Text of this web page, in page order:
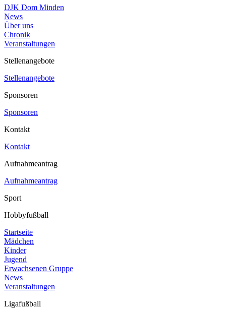
DJK Dom Minden
News
Über uns
Chronik
Veranstaltungen
Stellenangebote
Stellenangebote
Sponsoren
Sponsoren
Kontakt
Kontakt
Aufnahmeantrag
Aufnahmeantrag
Sport
Hobbyfußball
Startseite
Mädchen
Kinder
Jugend
Erwachsenen Gruppe
News
Veranstaltungen
Ligafußball